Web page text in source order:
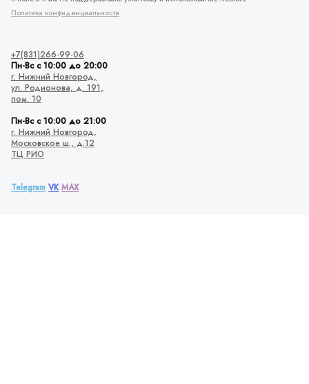
Политика конфиденциальности
+7(831)266-99-06
Пн-Вс с 10:00 до 20:00
г. Нижний Новгород,
ул. Родионова, д. 191,
пом. 10
Пн-Вс с 10:00 до 21:00
г. Нижний Новгород,
Московское ш., д.12
ТЦ РИО
Telegram VK MAX